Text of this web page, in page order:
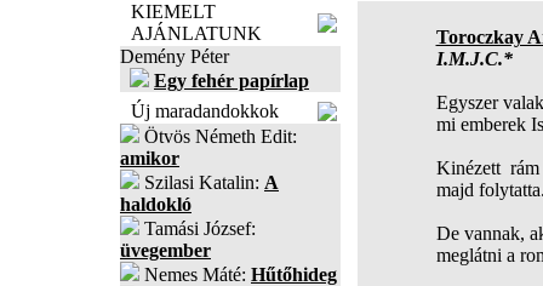
KIEMELT
AJÁNLATUNK
Demény Péter
Egy fehér papírlap
Új maradandokkok
Ötvös Németh Edit:
amikor
Szilasi Katalin: A
haldokló
Tamási József:
üvegember
Nemes Máté: Hűtőhideg
Toroczkay
I.M.J.C.*
Egyszer
mi emberek
Kinézett rám
majd
De vannak,
meglátni a